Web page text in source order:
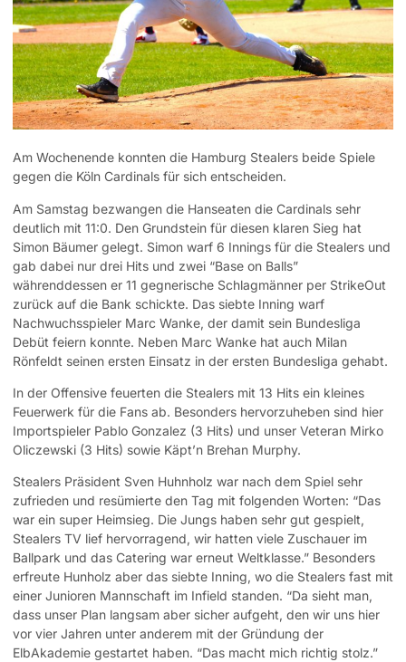
Am Wochenende konnten die Hamburg Stealers beide Spiele
gegen die Köln Cardinals für sich entscheiden.
Am Samstag bezwangen die Hanseaten die Cardinals sehr
deutlich mit 11:0. Den Grundstein für diesen klaren Sieg hat
Simon Bäumer gelegt. Simon warf 6 Innings für die Stealers und
gab dabei nur drei Hits und zwei “Base on Balls”
währenddessen er 11 gegnerische Schlagmänner per StrikeOut
zurück auf die Bank schickte. Das siebte Inning warf
Nachwuchsspieler Marc Wanke, der damit sein Bundesliga
Debüt feiern konnte. Neben Marc Wanke hat auch Milan
Rönfeldt seinen ersten Einsatz in der ersten Bundesliga gehabt.
In der Offensive feuerten die Stealers mit 13 Hits ein kleines
Feuerwerk für die Fans ab. Besonders hervorzuheben sind hier
Importspieler Pablo Gonzalez (3 Hits) und unser Veteran Mirko
Oliczewski (3 Hits) sowie Käpt’n Brehan Murphy.
Stealers Präsident Sven Huhnholz war nach dem Spiel sehr
zufrieden und resümierte den Tag mit folgenden Worten: “Das
war ein super Heimsieg. Die Jungs haben sehr gut gespielt,
Stealers TV lief hervorragend, wir hatten viele Zuschauer im
Ballpark und das Catering war erneut Weltklasse.” Besonders
erfreute Hunholz aber das siebte Inning, wo die Stealers fast mit
einer Junioren Mannschaft im Infield standen. “Da sieht man,
dass unser Plan langsam aber sicher aufgeht, den wir uns hier
vor vier Jahren unter anderem mit der Gründung der
ElbAkademie gestartet haben. “Das macht mich richtig stolz.”